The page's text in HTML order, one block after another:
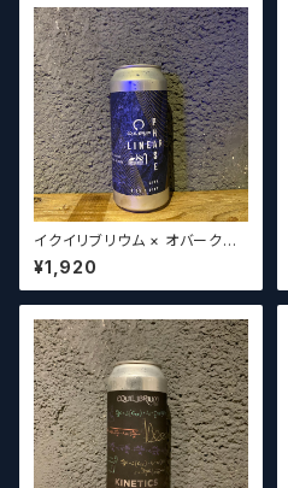
イクイリブリウム × オバークリ
ーク リニア フェイズ / Equilibri
um × Obercreek Linear Ph
ase【クラフトビール】
¥1,920